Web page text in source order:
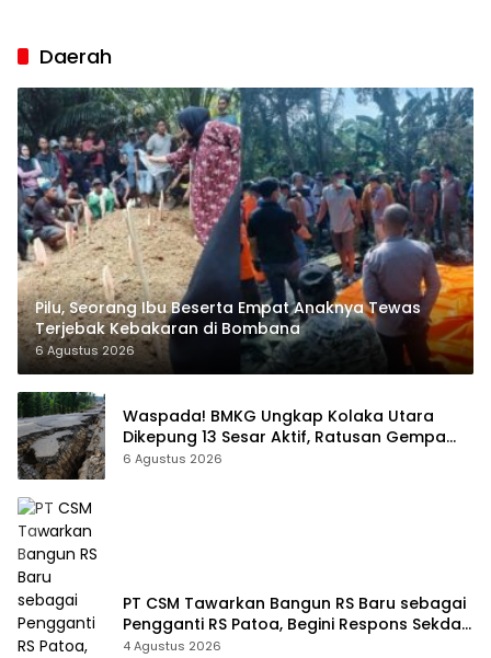
Daerah
Pilu, Seorang Ibu Beserta Empat Anaknya Tewas
Terjebak Kebakaran di Bombana
6 Agustus 2026
Waspada! BMKG Ungkap Kolaka Utara
Dikepung 13 Sesar Aktif, Ratusan Gempa
Sudah Terekam
6 Agustus 2026
PT CSM Tawarkan Bangun RS Baru sebagai
Pengganti RS Patoa, Begini Respons Sekda
Kolut
4 Agustus 2026